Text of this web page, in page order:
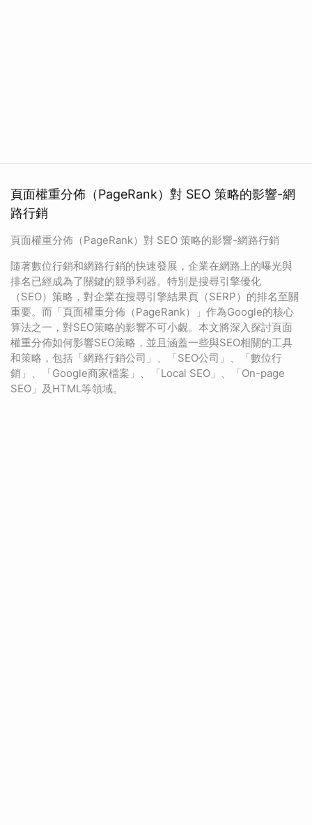
頁面權重分佈（PageRank）對 SEO 策略的影響-網
路行銷
頁面權重分佈（PageRank）對 SEO 策略的影響-網路行銷
隨著數位行銷和網路行銷的快速發展，企業在網路上的曝光與
排名已經成為了關鍵的競爭利器。特別是搜尋引擎優化
（SEO）策略，對企業在搜尋引擎結果頁（SERP）的排名至關
重要。而「頁面權重分佈（PageRank）」作為Google的核心
算法之一，對SEO策略的影響不可小覷。本文將深入探討頁面
權重分佈如何影響SEO策略，並且涵蓋一些與SEO相關的工具
和策略，包括「網路行銷公司」、「SEO公司」、「數位行
銷」、「Google商家檔案」、「Local SEO」、「On-page
SEO」及HTML等領域。